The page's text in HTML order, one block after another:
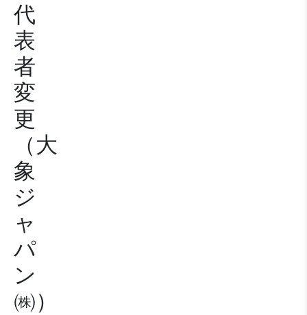
代
表
者
変
更
（大
象
ジ
ャ
パ
ン
㈱）